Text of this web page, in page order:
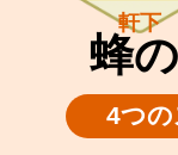
軒下
蜂
4つの